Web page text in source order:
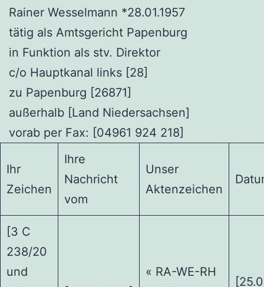
Rainer Wesselmann *28.01.1957
tätig als Amtsgericht Papenburg
in Funktion als stv. Direktor
c/o Hauptkanal links [28]
zu Papenburg [26871]
außerhalb [Land Niedersachsen]
vorab per Fax: [04961 924 218]
Ihr
Zeichen
Ihre
Nachricht
vom
Unser
Aktenzeichen
[3 C
238/20
und
« RA-WE-RH